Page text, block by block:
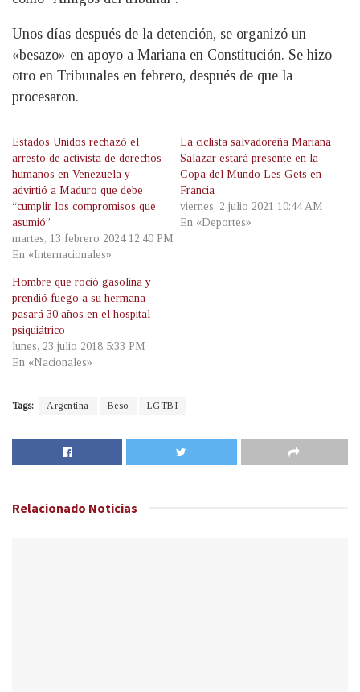
Unos días después de la detención, se organizó un
«besazo» en apoyo a Mariana en Constitución. Se hizo
otro en Tribunales en febrero, después de que la
procesaron.
Estados Unidos rechazó el
arresto de activista de derechos
humanos en Venezuela y
advirtió a Maduro que debe
“cumplir los compromisos que
asumió”
martes, 13 febrero 2024 12:40 PM
En «Internacionales»
La ciclista salvadoreña Mariana
Salazar estará presente en la
Copa del Mundo Les Gets en
Francia
viernes, 2 julio 2021 10:44 AM
En «Deportes»
Hombre que roció gasolina y
prendió fuego a su hermana
pasará 30 años en el hospital
psiquiátrico
lunes, 23 julio 2018 5:33 PM
En «Nacionales»
Tags: Argentina Beso LGTBI
Relacionado Noticias